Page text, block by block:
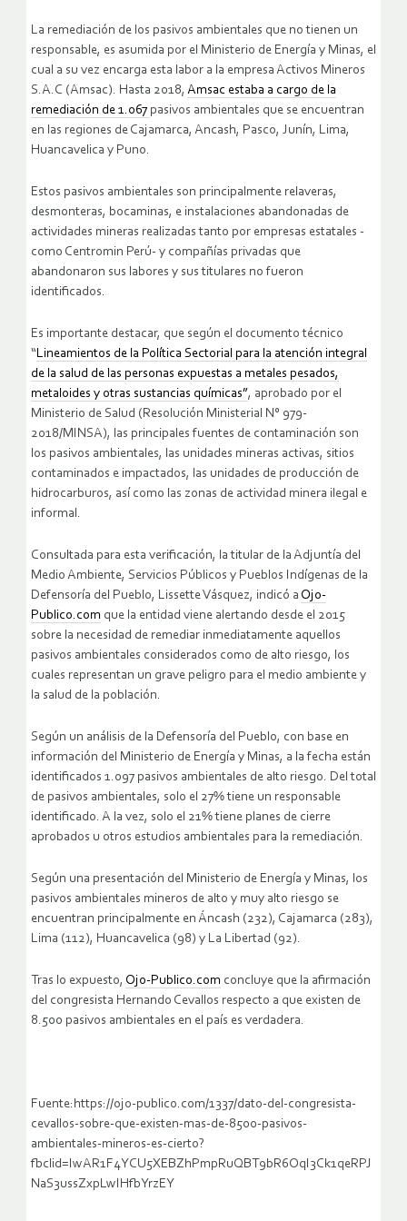
La remediación de los pasivos ambientales que no tienen un
responsable, es asumida por el Ministerio de Energía y Minas, el
cual a su vez encarga esta labor a la empresa Activos Mineros
S.A.C (Amsac). Hasta 2018, Amsac estaba a cargo de la
remediación de 1.067 pasivos ambientales que se encuentran
en las regiones de Cajamarca, Ancash, Pasco, Junín, Lima,
Huancavelica y Puno.
Estos pasivos ambientales son principalmente relaveras,
desmonteras, bocaminas, e instalaciones abandonadas de
actividades mineras realizadas tanto por empresas estatales -
como Centromin Perú- y compañías privadas que
abandonaron sus labores y sus titulares no fueron
identificados.
Es importante destacar, que según el documento técnico
“Lineamientos de la Política Sectorial para la atención integral
de la salud de las personas expuestas a metales pesados,
metaloides y otras sustancias químicas”, aprobado por el
Ministerio de Salud (Resolución Ministerial N° 979-
2018/MINSA), las principales fuentes de contaminación son
los pasivos ambientales, las unidades mineras activas, sitios
contaminados e impactados, las unidades de producción de
hidrocarburos, así como las zonas de actividad minera ilegal e
informal.
Consultada para esta verificación, la titular de la Adjuntía del
Medio Ambiente, Servicios Públicos y Pueblos Indígenas de la
Defensoría del Pueblo, Lissette Vásquez, indicó a Ojo-
Publico.com que la entidad viene alertando desde el 2015
sobre la necesidad de remediar inmediatamente aquellos
pasivos ambientales considerados como de alto riesgo, los
cuales representan un grave peligro para el medio ambiente y
la salud de la población.
Según un análisis de la Defensoría del Pueblo, con base en
información del Ministerio de Energía y Minas, a la fecha están
identificados 1.097 pasivos ambientales de alto riesgo. Del total
de pasivos ambientales, solo el 27% tiene un responsable
identificado. A la vez, solo el 21% tiene planes de cierre
aprobados u otros estudios ambientales para la remediación.
Según una presentación del Ministerio de Energía y Minas, los
pasivos ambientales mineros de alto y muy alto riesgo se
encuentran principalmente en Áncash (232), Cajamarca (283),
Lima (112), Huancavelica (98) y La Libertad (92).
Tras lo expuesto, Ojo-Publico.com concluye que la afirmación
del congresista Hernando Cevallos respecto a que existen de
8.500 pasivos ambientales en el país es verdadera.
Fuente:https://ojo-publico.com/1337/dato-del-congresista-
cevallos-sobre-que-existen-mas-de-8500-pasivos-
ambientales-mineros-es-cierto?
fbclid=IwAR1F4YCU5XEBZhPmpRuQBT9bR6OqI3Ck1qeRPJ
NaS3ussZxpLwIHfbYrzEY